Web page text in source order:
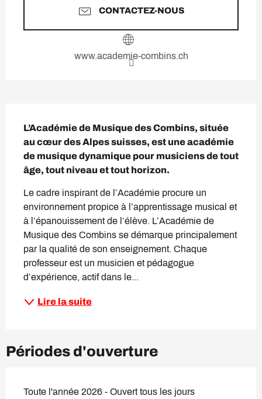
CONTACTEZ-NOUS
www.academie-combins.ch
L’Académie de Musique des Combins, située
au cœur des Alpes suisses, est une académie
de musique dynamique pour musiciens de tout
âge, tout niveau et tout horizon.
Le cadre inspirant de l’Académie procure un
environnement propice à l’apprentissage musical et
à l’épanouissement de l’élève. L’Académie de
Musique des Combins se démarque principalement
par la qualité de son enseignement. Chaque
professeur est un musicien et pédagogue
d’expérience, actif dans le...
Lire la suite
Périodes d'ouverture
Toute l'année 2026 - Ouvert tous les jours